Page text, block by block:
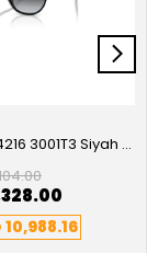
Burberry BE4216 3001T3 Siyah Kadın Güneş Gözlüğü